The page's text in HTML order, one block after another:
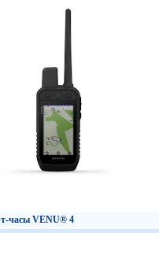
часы VENU® 4